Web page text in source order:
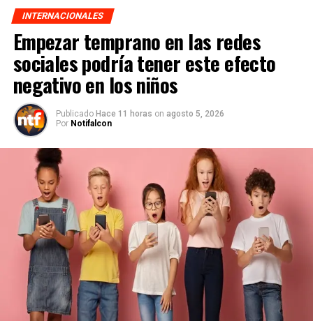
INTERNACIONALES
Empezar temprano en las redes
sociales podría tener este efecto
negativo en los niños
Publicado Hace 11 horas on agosto 5, 2026
Por Notifalcon